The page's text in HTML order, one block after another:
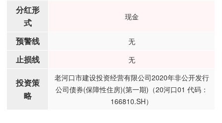
分红形
式
现金
预警线 无
止损线 无
投资策
略
老河口市建设投资经营有限公司2020年非公开发行
公司债券(保障性住房)(第一期)（20河口01 代码：
166810.SH）